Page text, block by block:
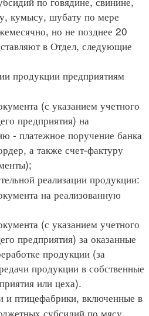
кумысу, шубату по мере
но не позднее 20
в Отдел, следующие
продукции предприятиям
(с указанием учетного
предприятия) на
- платежное поручение банка
а также счет-фактуру
реализации продукции:
на реализованную
(с указанием учетного
предприятия) за оказанные
продукции (за
продукции в собственные
или цеха).
птицефабрики, включенные в
субсидий по мясу